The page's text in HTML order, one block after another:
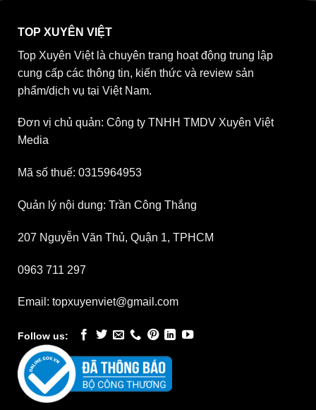
TOP XUYÊN VIỆT
Top Xuyên Việt là chuyên trang hoạt động trung lập
cung cấp các thông tin, kiến thức và review sản
phẩm/dịch vụ tại Việt Nam.
Đơn vị chủ quản: Công ty TNHH TMDV Xuyên Việt
Media
Mã số thuế: 0315964953
Quản lý nội dung: Trần Công Thắng
207 Nguyễn Văn Thủ, Quận 1, TPHCM
0963 711 297
Email: topxuyenviet@gmail.com
Follow us: